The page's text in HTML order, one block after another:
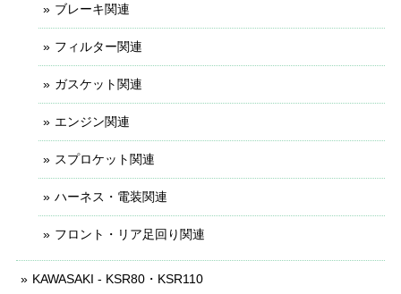
ブレーキ関連
フィルター関連
ガスケット関連
エンジン関連
スプロケット関連
ハーネス・電装関連
フロント・リア足回り関連
KAWASAKI - KSR80・KSR110